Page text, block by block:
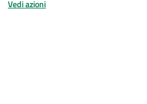
Vedi azioni